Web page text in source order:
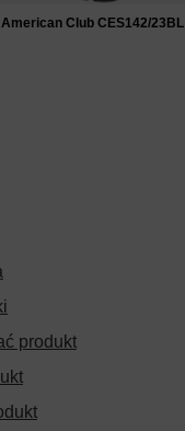
Club CES142/23BL
produkt